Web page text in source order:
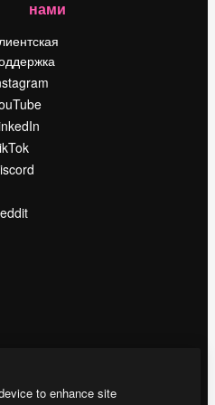
нами
to enhance site